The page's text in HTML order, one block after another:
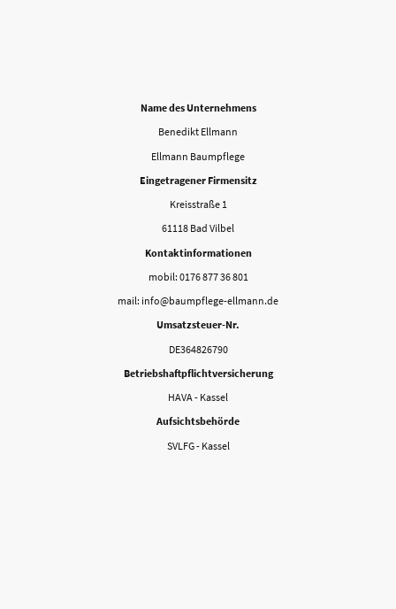
Name des Unternehmens
Benedikt Ellmann
Ellmann Baumpflege
Eingetragener Firmensitz
Kreisstraße 1
61118 Bad Vilbel
Kontaktinformationen
mobil: 0176 877 36 801
mail: info@baumpflege-ellmann.de
Umsatzsteuer-Nr.
DE364826790
Betriebshaftpflichtversicherung
HAVA - Kassel
Aufsichtsbehörde
SVLFG - Kassel